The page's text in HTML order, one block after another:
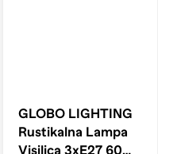
GLOBO LIGHTING
Rustikalna Lampa
Visilica 3xE27 60W